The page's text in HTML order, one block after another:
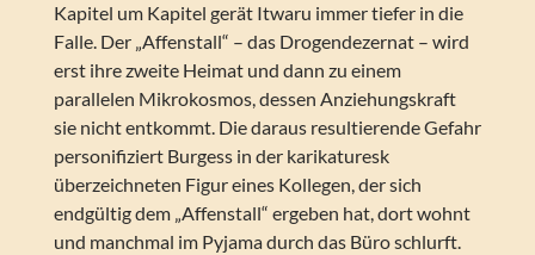
Kapitel um Kapitel gerät Itwaru immer tiefer in die
Falle. Der „Affenstall“ – das Drogendezernat – wird
erst ihre zweite Heimat und dann zu einem
parallelen Mikrokosmos, dessen Anziehungskraft
sie nicht entkommt. Die daraus resultierende Gefahr
personifiziert Burgess in der karikaturesk
überzeichneten Figur eines Kollegen, der sich
endgültig dem „Affenstall“ ergeben hat, dort wohnt
und manchmal im Pyjama durch das Büro schlurft.